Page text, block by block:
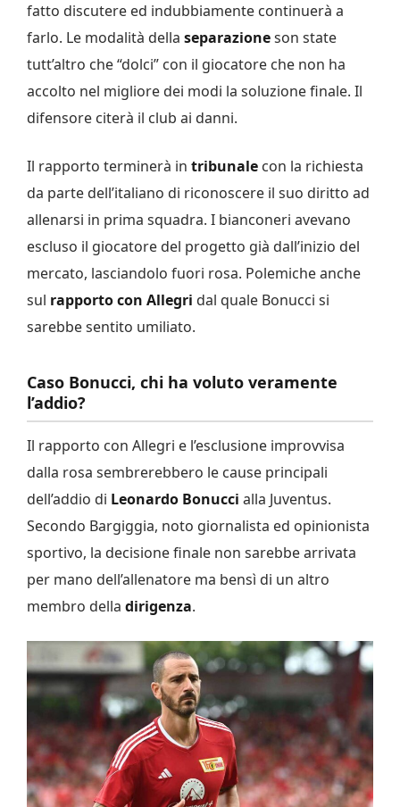
fatto discutere ed indubbiamente continuerà a
farlo. Le modalità della separazioneson state
tutt’altro che “dolci” con il giocatore che non ha
accolto nel migliore dei modi la soluzione finale. Il
difensore citerà il club ai danni.
Il rapporto terminerà in tribunale con la richiesta
da parte dell’italiano di riconoscere il suo diritto ad
allenarsi in prima squadra. I bianconeri avevano
escluso il giocatore del progetto già dall’inizio del
mercato, lasciandolo fuori rosa. Polemiche anche
sul rapporto con Allegri dal quale Bonucci si
sarebbe sentito umiliato.
Caso Bonucci, chi ha voluto veramente
l’addio?
Il rapporto con Allegri e l’esclusione improvvisa
dalla rosa sembrerebbero le cause principali
dell’addio di Leonardo Bonucci alla Juventus.
Secondo Bargiggia, noto giornalista ed opinionista
sportivo, la decisione finale non sarebbe arrivata
per mano dell’allenatore ma bensì di un altro
membro della dirigenza.